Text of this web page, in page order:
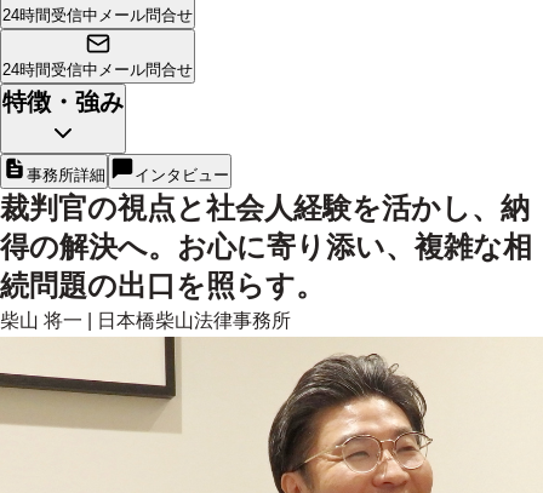
24時間受信中 メール問合せ
24時間受信中 メール問合せ
特徴・強み
事務所詳細 インタビュー
裁判官の視点と社会人経験を活かし、納
得の解決へ。お心に寄り添い、複雑な相
続問題の出口を照らす。
柴山 将一 日本橋柴山法律事務所